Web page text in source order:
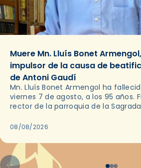
Muere Mn. Lluís Bonet Armengol,
impulsor de la causa de
de Antoni Gaudí
Mn. Lluís Bonet Armengol ha
viernes 7 de agosto, a los 95 años.
rector de la parroquia de la
08/08/2026